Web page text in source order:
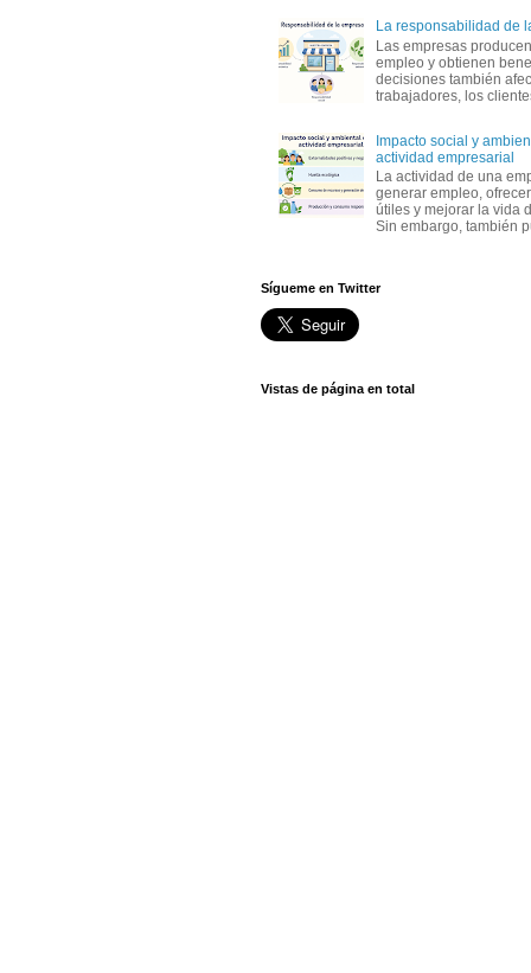
La responsabilidad de
Las empresas
empleo y obtienen
decisiones también
trabajadores, los
Impacto social y
actividad empresarial
La actividad de una
generar empleo,
útiles y mejorar la vida
Sin embargo, también
Sígueme en Twitter
Vistas de página en total